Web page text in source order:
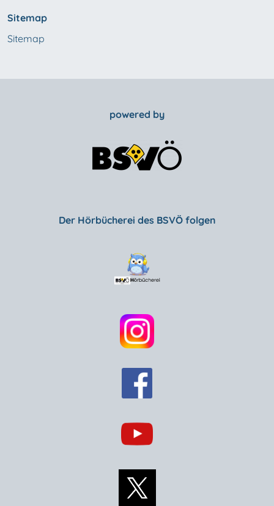
Sitemap
Sitemap
powered by
Der Hörbücherei des BSVÖ folgen